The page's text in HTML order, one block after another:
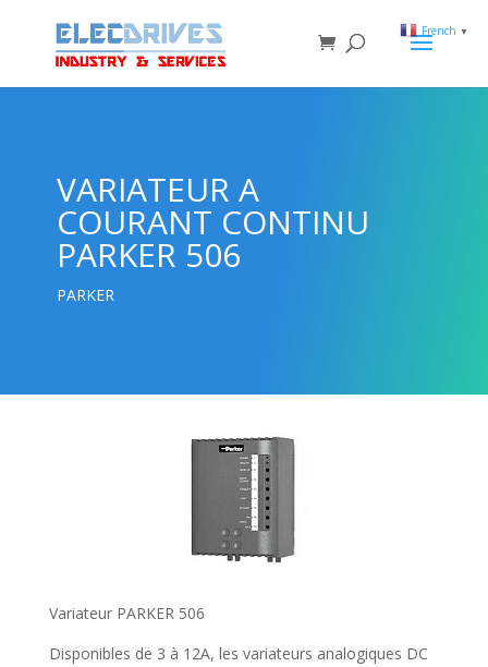
VARIATEUR A
COURANT CONTINU
PARKER 506
PARKER
Variateur PARKER 506
Disponibles de 3 à 12A, les variateurs analogiques DC
French ▼